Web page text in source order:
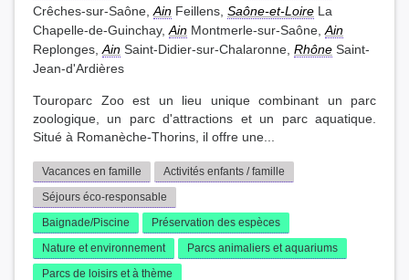
Crêches-sur-Saône, Ain Feillens, Saône-et-Loire La
Chapelle-de-Guinchay, Ain Montmerle-sur-Saône, Ain
Replonges, Ain Saint-Didier-sur-Chalaronne, Rhône Saint-
Jean-d'Ardières
Touroparc Zoo est un lieu unique combinant un parc
zoologique, un parc d'attractions et un parc aquatique.
Situé à Romanèche-Thorins, il offre une...
Vacances en famille
Activités enfants / famille
Séjours éco-responsable
Baignade/Piscine
Préservation des espèces
Nature et environnement
Parcs animaliers et aquariums
Parcs de loisirs et à thème